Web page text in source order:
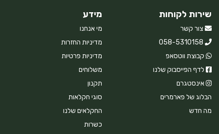
שירות לקוחות
צור קשר
058-5310158
קבוצת ווטסאפ
לדף הפייסבוק שלנו
אינסטגרם
הבלוג של פארמרים
מה חדש
מידע
מי אנחנו
מדיניות החזרות
מדיניות פרטיות
משלוחים
תקנון
סוגי חקלאות
החקלאים שלנו
כשרות